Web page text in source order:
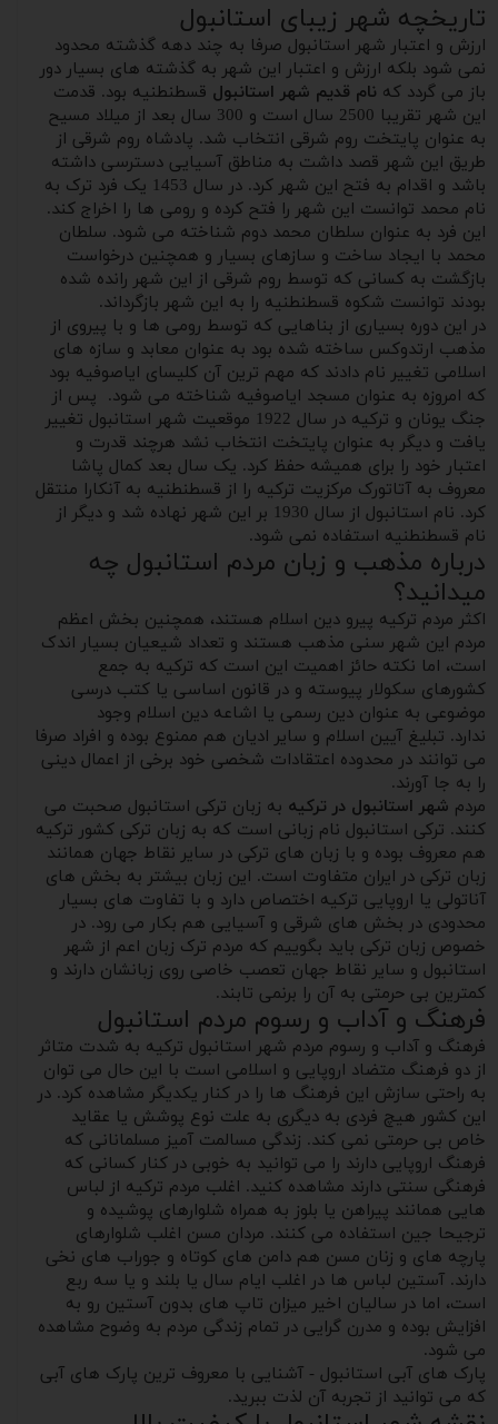
تاریخچه شهر زیبای استانبول
ارزش و اعتبار شهر استانبول صرفا به چند دهه گذشته محدود
نمی شود بلکه ارزش و اعتبار این شهر به گذشته های بسیار دور
باز می گردد که نام قدیم شهر استانبول قسطنطنیه بود. قدمت
این شهر تقریبا 2500 سال است و 300 سال بعد از میلاد مسیح
به عنوان پایتخت روم شرقی انتخاب شد. پادشاه روم شرقی از
طریق این شهر قصد داشت به مناطق آسیایی دسترسی داشته
باشد و اقدام به فتح این شهر کرد. در سال 1453 یک فرد ترک به
نام محمد توانست این شهر را فتح کرده و رومی ها را اخراج کند.
این فرد به عنوان سلطان محمد دوم شناخته می شود. سلطان
محمد با ایجاد ساخت و سازهای بسیار و همچنین درخواست
بازگشت به کسانی که توسط روم شرقی از این شهر رانده شده
بودند توانست شکوه قسطنطنیه را به این شهر بازگرداند.
در این دوره بسیاری از بناهایی که توسط رومی ها و با پیروی از
مذهب ارتدوکس ساخته شده بود به عنوان معابد و سازه های
اسلامی تغییر نام دادند که مهم ترین آن کلیسای ایاصوفیه بود
که امروزه به عنوان مسجد ایاصوفیه شناخته می شود. پس از
جنگ یونان و ترکیه در سال 1922 موقعیت شهر استانبول تغییر
یافت و دیگر به عنوان پایتخت انتخاب نشد هرچند قدرت و
اعتبار خود را برای همیشه حفظ کرد. یک سال بعد کمال پاشا
معروف به آتاتورک مرکزیت ترکیه را از قسطنطنیه به آنکارا منتقل
کرد. نام استانبول از سال 1930 بر این شهر نهاده شد و دیگر از
نام قسطنطنیه استفاده نمی شود.
درباره مذهب و زبان مردم استانبول چه
میدانید؟
اکثر مردم ترکیه پیرو دین اسلام هستند، همچنین بخش اعظم
مردم این شهر سنی مذهب هستند و تعداد شیعیان بسیار اندک
است، اما نکته حائز اهمیت این است که ترکیه به جمع
کشورهای سکولار پیوسته و در قانون اساسی یا کتب درسی
موضوعی به عنوان دین رسمی یا اشاعه دین اسلام وجود
ندارد. تبلیغ آیین اسلام و سایر ادیان هم ممنوع بوده و افراد صرفا
می توانند در محدوده اعتقادات شخصی خود برخی از اعمال دینی
را به جا آورند.
مردم شهر استانبول در ترکیه به زبان ترکی استانبول صحبت می
کنند. ترکی استانبول نام زبانی است که به زبان ترکی کشور ترکیه
هم معروف بوده و با زبان های ترکی در سایر نقاط جهان همانند
زبان ترکی در ایران متفاوت است. این زبان بیشتر به بخش های
آناتولی یا اروپایی ترکیه اختصاص دارد و با تفاوت های بسیار
محدودی در بخش های شرقی و آسیایی هم بکار می رود. در
خصوص زبان ترکی باید بگوییم که مردم ترک زبان اعم از شهر
استانبول و سایر نقاط جهان تعصب خاصی روی زبانشان دارند و
کمترین بی حرمتی به آن را برنمی تابند.
فرهنگ و آداب و رسوم مردم استانبول
فرهنگ و آداب و رسوم مردم شهر استانبول ترکیه به شدت متاثر
از دو فرهنگ متضاد اروپایی و اسلامی است با این حال می توان
به راحتی سازش این فرهنگ ها را در کنار یکدیگر مشاهده کرد. در
این کشور هیچ فردی به دیگری به علت نوع پوشش یا عقاید
خاص بی حرمتی نمی کند. زندگی مسالمت آمیز مسلمانانی که
فرهنگ اروپایی دارند را می توانید به خوبی در کنار کسانی که
فرهنگی سنتی دارند مشاهده کنید. اغلب مردم ترکیه از لباس
هایی همانند پیراهن یا بلوز به همراه شلوارهای پوشیده و
ترجیحا جین استفاده می کنند. مردان مسن اغلب شلوارهای
پارچه های و زنان مسن هم دامن های کوتاه و جوراب های نخی
دارند. آستین لباس ها در اغلب ایام سال یا بلند و یا سه ربع
است، اما در سالیان اخیر میزان تاپ های بدون آستین رو به
افزایش بوده و مدرن گرایی در تمام زندگی مردم به وضوح مشاهده
می شود.
پارک های آبی استانبول - آشنایی با معروف ترین پارک های آبی
که می توانید از تجربه آن لذت ببرید.